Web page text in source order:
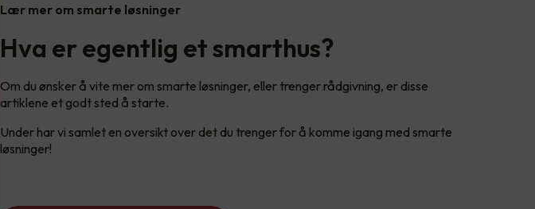
Lær mer om smarte løsninger
Hva er egentlig et smarthus?
Om du ønsker å vite mer om smarte løsninger, eller trenger rådgivning, er disse
artiklene et godt sted å starte.
Under har vi samlet en oversikt over det du trenger for å komme igang med smarte
løsninger!